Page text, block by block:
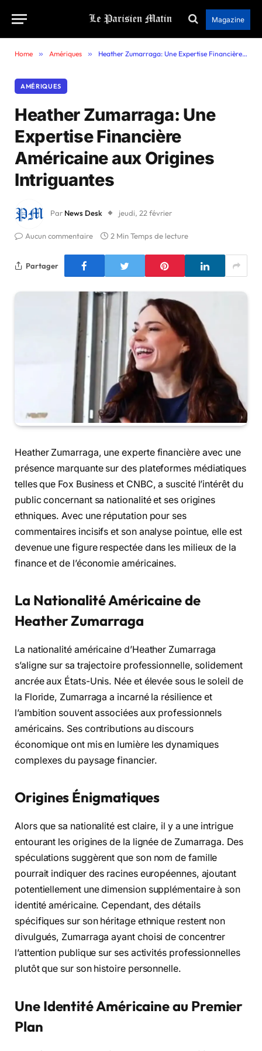
Magazine
Home » Amériques » Heather Zumarraga: Une Expertise Financière Américaine aux Origines Intriguantes
AMÉRIQUES
Heather Zumarraga: Une
Expertise Financière
Américaine aux Origines
Intriguantes
Par News Desk jeudi, 22 février
Aucun commentaire 2 Min Temps de lecture
Partager
Heather Zumarraga, une experte financière avec une
présence marquante sur des plateformes médiatiques
telles que Fox Business et CNBC, a suscité l’intérêt du
public concernant sa nationalité et ses origines
ethniques. Avec une réputation pour ses
commentaires incisifs et son analyse pointue, elle est
devenue une figure respectée dans les milieux de la
finance et de l’économie américaines.
La Nationalité Américaine de
Heather Zumarraga
La nationalité américaine d’Heather Zumarraga
s’aligne sur sa trajectoire professionnelle, solidement
ancrée aux États-Unis. Née et élevée sous le soleil de
la Floride, Zumarraga a incarné la résilience et
l’ambition souvent associées aux professionnels
américains. Ses contributions au discours
économique ont mis en lumière les dynamiques
complexes du paysage financier.
Origines Énigmatiques
Alors que sa nationalité est claire, il y a une intrigue
entourant les origines de la lignée de Zumarraga. Des
spéculations suggèrent que son nom de famille
pourrait indiquer des racines européennes, ajoutant
potentiellement une dimension supplémentaire à son
identité américaine. Cependant, des détails
spécifiques sur son héritage ethnique restent non
divulgués, Zumarraga ayant choisi de concentrer
l’attention publique sur ses activités professionnelles
plutôt que sur son histoire personnelle.
Une Identité Américaine au Premier
Plan